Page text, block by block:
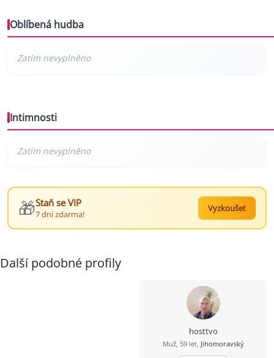
Oblíbená hudba
Intimnosti
🎁Staň se VIP
7 dní zdarma!
Vyzkoušet
Další podobné profily
hosttvo
Muž, 59 let, Jihomoravský